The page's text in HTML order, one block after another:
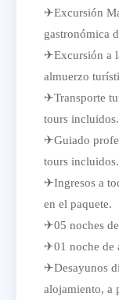
✈Excursión
gastronómica
✈Excursión a
almuerzo
✈Transporte
tours incluidos.
✈Guiado
tours incluidos.
✈Ingresos a
en el paquete.
✈05 noches
✈01 noche de
✈Desayunos
alojamiento, a